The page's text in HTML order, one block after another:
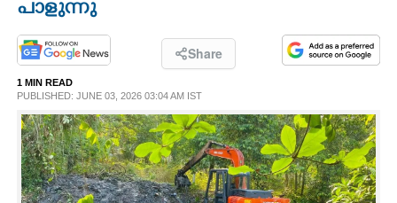
OPINION
LIFESTYLE
SPIRITUAL
പാളുന്നു
Share
1 MIN READ
PUBLISHED: JUNE 03, 2026 03:04 AM IST